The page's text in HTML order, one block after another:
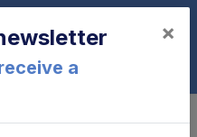
0
a
×